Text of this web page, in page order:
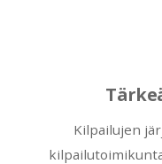
Kilpailujen